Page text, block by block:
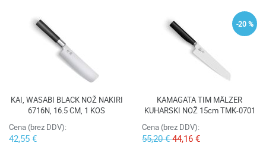
KAI, WASABI BLACK NOŽ NAKIRI
6716N, 16.5 CM, 1 KOS
Cena (brez DDV):
42,55 €
-20 %
KAMAGATA TIM MÄLZER
KUHARSKI NOŽ 15cm TMK-0701
Cena (brez DDV):
55,20 €44,16 €